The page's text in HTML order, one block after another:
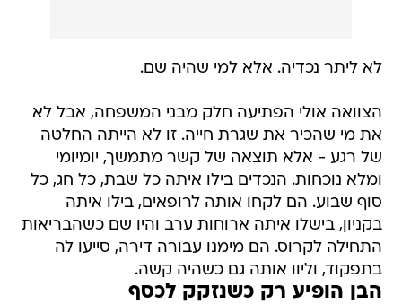
לא ליתר נכדיה. אלא למי שהיה שם.
הצוואה אולי הפתיעה חלק מבני המשפחה, אבל לא
את מי שהכיר את שגרת חייה. זו לא הייתה החלטה
של רגע - אלא תוצאה של קשר מתמשך, יומיומי
ומלא נוכחות. הנכדים בילו איתה כל שבת, כל חג, כל
סוף שבוע. הם לקחו אותה לרופאים, בילו איתה
בקניון, בישלו איתה ארוחות ערב והיו שם כשהבריאות
התחילה לקרוס. הם מימנו עבורה דירה, סייעו לה
בתפקוד, וליוו אותה גם כשהיה קשה.
הבן הופיע רק כשנזקק לכסף